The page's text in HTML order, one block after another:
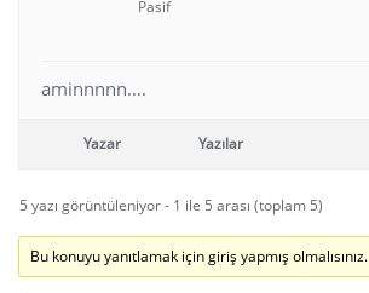
Pasif
aminnnnn….
Yazar Yazılar
5 yazı görüntüleniyor - 1 ile 5 arası (toplam 5)
Bu konuyu yanıtlamak için giriş yapmış olmalısınız.